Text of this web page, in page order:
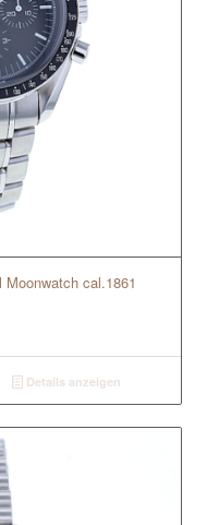
cal.1861
Details anzeigen